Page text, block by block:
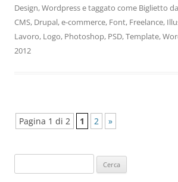
Design,Wordpresse taggato come Biglietto
CMS, Drupal,e-commerce, Font, Freelance,
Lavoro, Logo, Photoshop, PSD,Template,
2012
Pagina 1 di 2 1 2 »
per: